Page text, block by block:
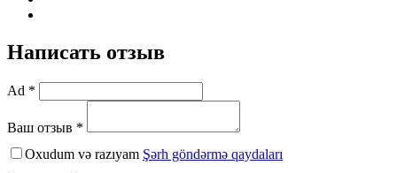
Написать отзыв
Ad *
Ваш отзыв *
Oxudum və razıyam Şərh göndərmə qaydaları